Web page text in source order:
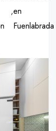
,en
Fuenlabrada